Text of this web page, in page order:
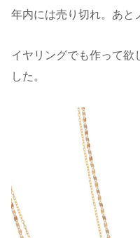
年内には売り切れ。あと
イヤリングでも作って
した。